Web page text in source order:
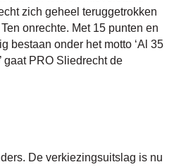
zich geheel teruggetrokken
onrechte. Met 15 punten en
bestaan onder het motto ‘Al 35
gaat PRO Sliedrecht de
De verkiezingsuitslag is nu